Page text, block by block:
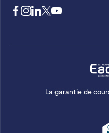
La garantie de